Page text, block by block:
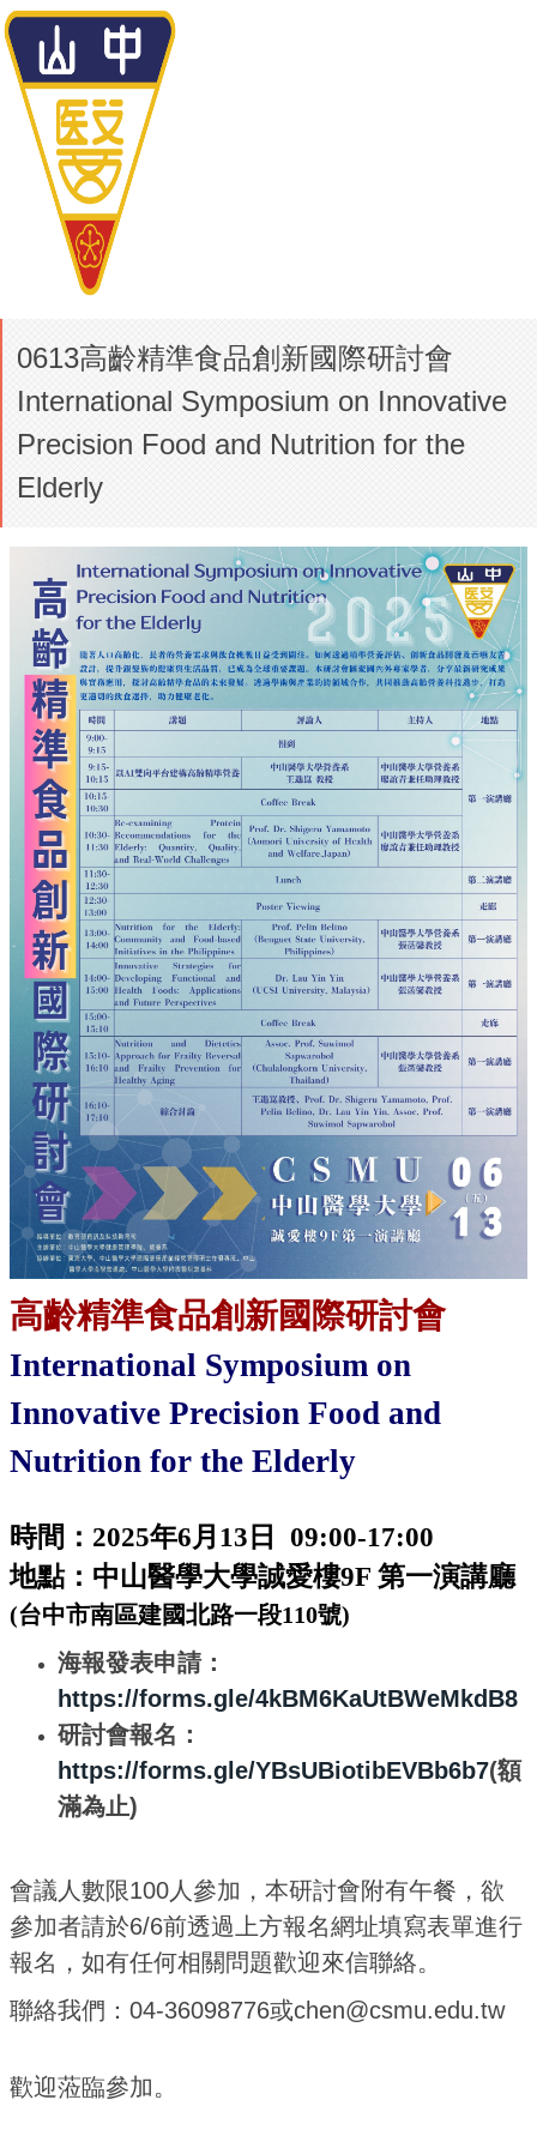
0613高齡精準食品創新國際研討會
International Symposium on Innovative
Precision Food and Nutrition for the
Elderly
高齡精準食品創新國際研討會
International Symposium on
Innovative Precision Food and
Nutrition for the Elderly
時間：2025年6月13日 09:00-17:00
地點：中山醫學大學誠愛樓9F 第一演講廳
(台中市南區建國北路一段110號)
海報發表申請：
https://forms.gle/4kBM6KaUtBWeMkdB8
研討會報名：
https://forms.gle/YBsUBiotibEVBb6b7(額
滿為止)
會議人數限100人參加，本研討會附有午餐，欲
參加者請於6/6前透過上方報名網址填寫表單進行
報名，如有任何相關問題歡迎來信聯絡。
聯絡我們：04-36098776或chen@csmu.edu.tw
歡迎蒞臨參加。